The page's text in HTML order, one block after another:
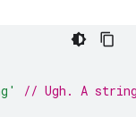
// Ugh. A